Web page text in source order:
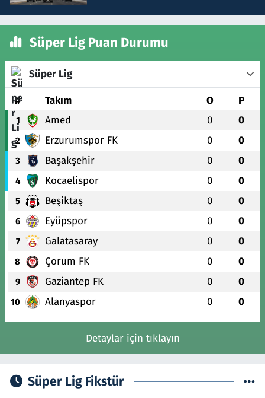
Süper Lig Puan Durumu
Süper Lig
# Takım O P
1 Amed 0 0
2 Erzurumspor FK 0 0
3 Başakşehir 0 0
4 Kocaelispor 0 0
5 Beşiktaş 0 0
6 Eyüpspor 0 0
7 Galatasaray 0 0
8 Çorum FK 0 0
9 Gaziantep FK 0 0
10 Alanyaspor 0 0
Detaylar için tıklayın
Süper Lig Fikstür